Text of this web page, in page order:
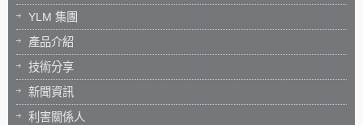
YLM 集團
產品介紹
技術分享
新聞資訊
利害關係人